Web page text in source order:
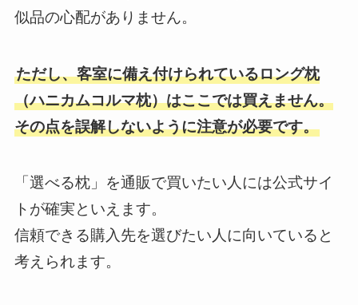
似品の心配がありません。
ただし、客室に備え付けられているロング枕
（ハニカムコルマ枕）はここでは買えません。
その点を誤解しないように注意が必要です。
「選べる枕」を通販で買いたい人には公式サイ
トが確実といえます。
信頼できる購入先を選びたい人に向いていると
考えられます。